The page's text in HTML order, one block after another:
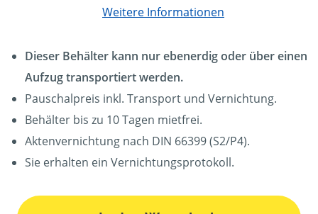
Weitere Informationen
Dieser Behälter kann nur ebenerdig oder über einen
Aufzug transportiert werden.
Pauschalpreis inkl. Transport und Vernichtung.
Behälter bis zu 10 Tagen mietfrei.
Aktenvernichtung nach DIN 66399 (S2/P4).
Sie erhalten ein Vernichtungsprotokoll.